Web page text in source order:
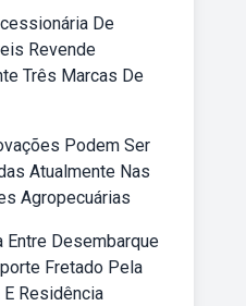
De
Revende
Três Marcas De
Podem Ser
Atualmente Nas
Agropecuárias
Entre Desembarque
Fretado Pela
E Residência